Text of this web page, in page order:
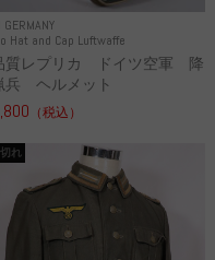
Hat and Cap Luftwaffe
質レプリカ ドイツ空軍 降
兵 ヘルメット
（税込）
れ